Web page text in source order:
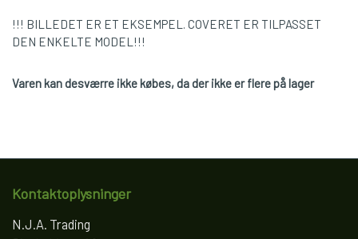
!!! BILLEDET ER ET EKSEMPEL. COVERET ER TILPASSET
DEN ENKELTE MODEL!!!
Varen kan desværre ikke købes, da der ikke er flere på lager
Kontaktoplysninger
N.J.A. Trading